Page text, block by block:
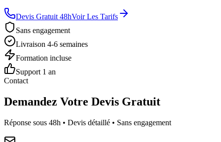
Devis Gratuit 48hVoir Les Tarifs
Sans engagement
Livraison 4-6 semaines
Formation incluse
Support 1 an
Contact
Demandez Votre Devis Gratuit
Réponse sous 48h • Devis détaillé • Sans engagement